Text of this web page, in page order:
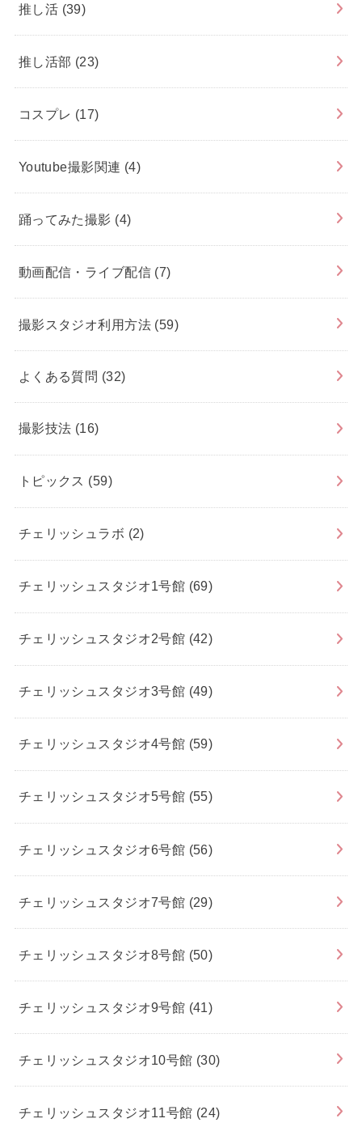
推し活 (39)
推し活部 (23)
コスプレ (17)
Youtube撮影関連 (4)
踊ってみた撮影 (4)
動画配信・ライブ配信 (7)
撮影スタジオ利用方法 (59)
よくある質問 (32)
撮影技法 (16)
トピックス (59)
チェリッシュラボ (2)
チェリッシュスタジオ1号館 (69)
チェリッシュスタジオ2号館 (42)
チェリッシュスタジオ3号館 (49)
チェリッシュスタジオ4号館 (59)
チェリッシュスタジオ5号館 (55)
チェリッシュスタジオ6号館 (56)
チェリッシュスタジオ7号館 (29)
チェリッシュスタジオ8号館 (50)
チェリッシュスタジオ9号館 (41)
チェリッシュスタジオ10号館 (30)
チェリッシュスタジオ11号館 (24)